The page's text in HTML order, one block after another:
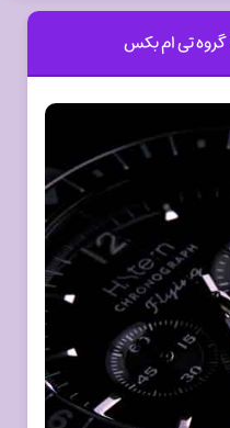
گروه تی ام بکس